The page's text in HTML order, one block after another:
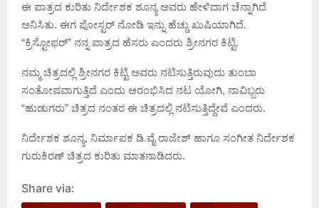
ಈ ಪಾತ್ರದ ಕುರಿತು ನಿರ್ದೇಶಕ ಶೂನ್ಯ ಅವರು ಹೇಳಿದಾಗ ಚೆನ್ನಾಗಿದೆ
ಅನಿಸಿತು. ಈಗ ಪೋಸ್ಟರ್ ನೋಡಿ ಇನ್ನು ಹೆಚ್ಚು ಖುಷಿಯಾಗಿದೆ.
“ಕ್ರಿಸ್ಟೋಫರ್” ನನ್ನ ಪಾತ್ರದ ಹೆಸರು ಎಂದರು ಶ್ರೀನಗರ ಕಿಟ್ಟಿ.
ನಮ್ಮ ಚಿತ್ರದಲ್ಲಿ ಶ್ರೀನಗರ ಕಿಟ್ಟಿ ಅವರು ನಟಿಸುತ್ತಿರುವುದು ತುಂಬಾ
ಸಂತೋಷವಾಗುತ್ತಿದೆ ಎಂದು ಆರಂಭಿಸಿದ ನಟ ಯೋಗಿ, ನಾವಿಬ್ಬರು
“ಹುಡುಗರು” ಚಿತ್ರದ ನಂತರ ಈ ಚಿತ್ರದಲ್ಲಿ ನಟಿಸುತ್ತಿದ್ದೇವೆ ಎಂದರು.
ನಿರ್ದೇಶಕ ಶೂನ್ಯ, ನಿರ್ಮಾಪಕ ಡಿ.ವೈ ರಾಜೇಶ್ ಹಾಗೂ ಸಂಗೀತ ನಿರ್ದೇಶಕ
ಗುರುಕಿರಣ್ ಚಿತ್ರದ ಕುರಿತು ಮಾತನಾಡಿದರು.
Share via: